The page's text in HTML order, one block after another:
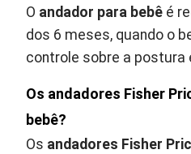
O andador para bebê é
dos 6 meses, quando o
controle sobre a postura
Os andadores Fisher
bebê?
Os andadores Fisher